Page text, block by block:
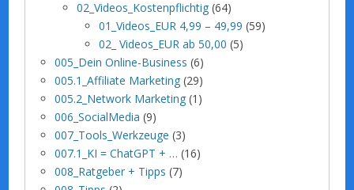
02_Videos_Kostenpflichtig (64)
01_Videos_EUR 4,99 – 49,99 (59)
02_ Videos_EUR ab 50,00 (5)
005_Dein Online-Business (6)
005.1_Affiliate Marketing (29)
005.2_Network Marketing (1)
006_SocialMedia (9)
007_Tools_Werkzeuge (3)
007.1_KI = ChatGPT + … (16)
008_Ratgeber + Tipps (7)